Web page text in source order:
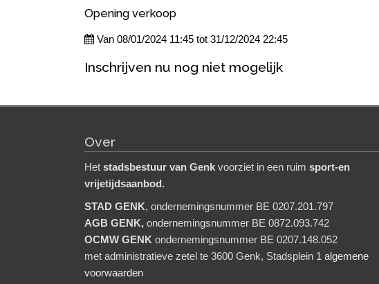
Opening verkoop
Van 08/01/2024 11:45 tot 31/12/2024 22:45
Inschrijven nu nog niet mogelijk
Over
Het stadsbestuur van Genk voorziet in een ruim sport-en
vrijetijdsaanbod.
STAD GENK, ondernemingsnummer BE 0207.201.797
AGB GENK, ondernemingsnummer BE 0872.093.742
OCMW GENK ondernemingsnummer BE 0207.148.052
met administratieve zetel te 3600 Genk, Stadsplein 1 algemene
voorwaarden